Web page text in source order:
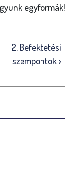
egyformák!
2. Befektetési
szempontok ›